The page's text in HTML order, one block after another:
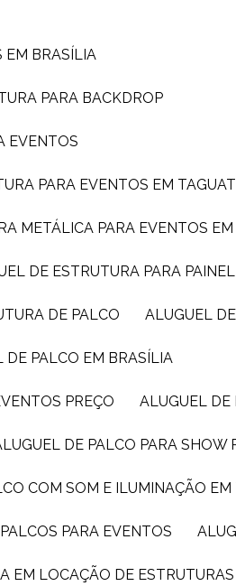
EM BRASÍLIA
PARA BACKDROP
EVENTOS
PARA EVENTOS EM
METÁLICA PARA EVENTOS
DE ESTRUTURA PARA
DE PALCO ALUGUEL
DE PALCO EM BRASÍLIA
PREÇO ALUGUEL
ALUGUEL DE PALCO PARA SHOW
COM SOM E ILUMINAÇÃO
PALCOS PARA EVENTOS
EM LOCAÇÃO DE ESTRUTURAS